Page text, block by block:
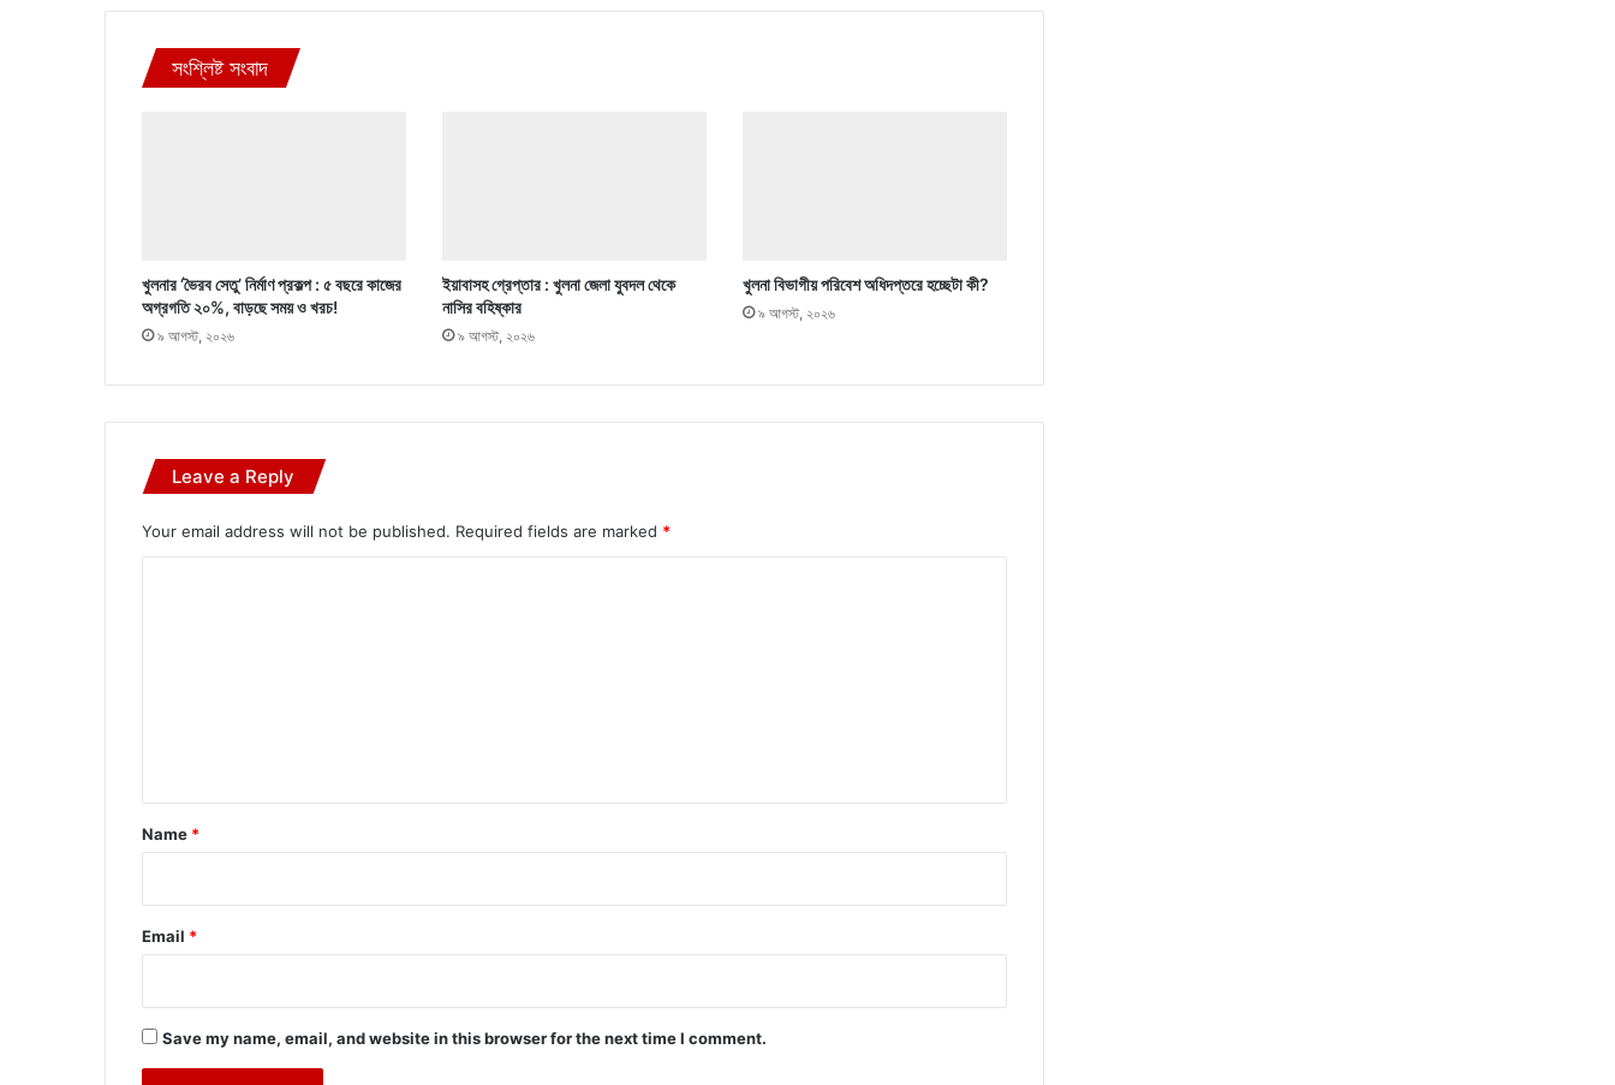
সংশ্লিষ্ট সংবাদ
খুলনার ‘ভৈরব সেতু’ নির্মাণ প্রকল্প : ৫ বছরে কাজের
অগ্রগতি ২০%, বাড়ছে সময় ও খরচ!
৯ আগস্ট, ২০২৬
ইয়াবাসহ গ্রেপ্তার : খুলনা জেলা যুবদল থেকে
নাসির বহিষ্কার
৯ আগস্ট, ২০২৬
খুলনা বিভাগীয় পরিবেশ অধিদপ্তরে হচ্ছেটা কী?
৯ আগস্ট, ২০২৬
Leave a Reply
Your email address will not be published. Required fields are marked *
*
Name *
Email *
Save my name, email, and website in this browser for the next time I comment.